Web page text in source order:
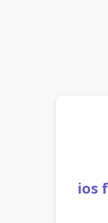
ios